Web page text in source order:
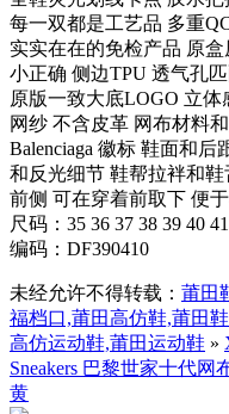
每一双都是工艺品 多重
实实在在的免检产品 原
小正确 侧边TPU 透气孔
原版一致大底LOGO 立
网纱 不含皮革 网布材料
Balenciaga 徽标 鞋面和
和反光细节 鞋帮拉袢和
前侧 可在穿着前取下 便
尺码：35 36 37 38 39 40
编码：DF390410
未经允许不得转载： 莆田
福档口,莆田高仿鞋,莆田
高仿运动鞋,莆田运动鞋 »
Sneakers 巴黎世家十代
黄